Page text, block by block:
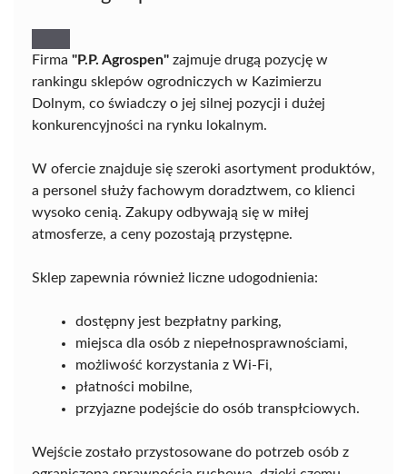
Firma "P.P. Agrospen" zajmuje drugą pozycję w
rankingu sklepów ogrodniczych w Kazimierzu
Dolnym, co świadczy o jej silnej pozycji i dużej
konkurencyjności na rynku lokalnym.
W ofercie znajduje się szeroki asortyment produktów,
a personel służy fachowym doradztwem, co klienci
wysoko cenią. Zakupy odbywają się w miłej
atmosferze, a ceny pozostają przystępne.
Sklep zapewnia również liczne udogodnienia:
dostępny jest bezpłatny parking,
miejsca dla osób z niepełnosprawnościami,
możliwość korzystania z Wi-Fi,
płatności mobilne,
przyjazne podejście do osób transpłciowych.
Wejście zostało przystosowane do potrzeb osób z